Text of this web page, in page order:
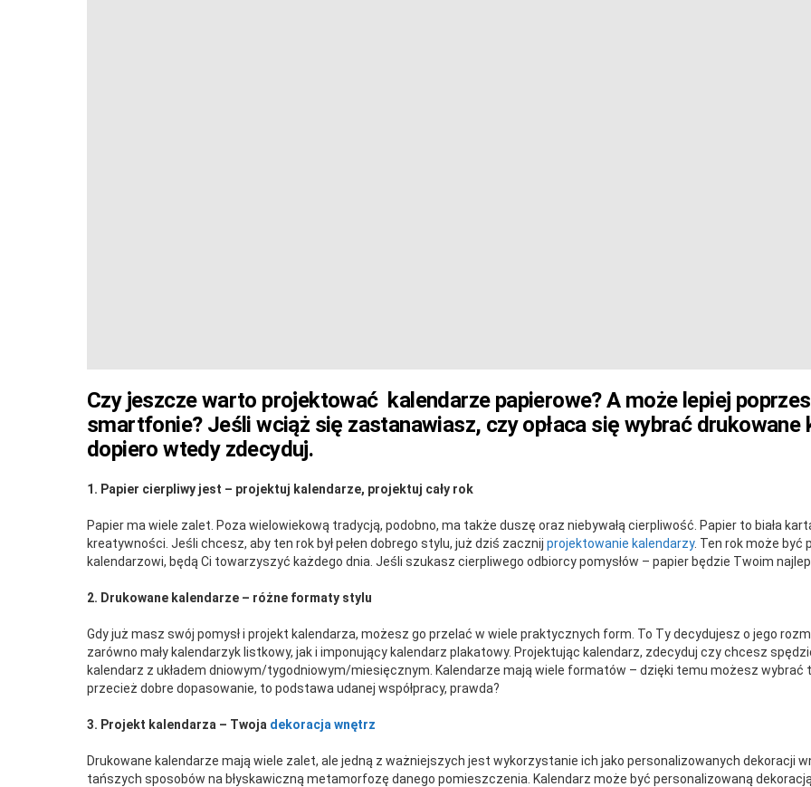
Czy jeszcze warto projektować kalendarze papierowe? A może lepiej
smartfonie? Jeśli wciąż się zastanawiasz, czy opłaca się wybrać drukowane
dopiero wtedy zdecyduj.
1. Papier cierpliwy jest – projektuj kalendarze, projektuj cały rok
Papier ma wiele zalet. Poza wielowiekową tradycją, podobno, ma także duszę oraz niebywałą cierpliwość. Papier to biała
kreatywności. Jeśli chcesz, aby ten rok był pełen dobrego stylu, już dziś zacznij projektowanie kalendarzy. Ten rok może być
kalendarzowi, będą Ci towarzyszyć każdego dnia. Jeśli szukasz cierpliwego odbiorcy pomysłów – papier będzie Twoim
2. Drukowane kalendarze – różne formaty stylu
Gdy już masz swój pomysł i projekt kalendarza, możesz go przelać w wiele praktycznych form. To Ty decydujesz o jego
zarówno mały kalendarzyk listkowy, jak i imponujący kalendarz plakatowy. Projektując kalendarz, zdecyduj czy chcesz
kalendarz z układem dniowym/tygodniowym/miesięcznym. Kalendarze mają wiele formatów – dzięki temu możesz wybrać
przecież dobre dopasowanie, to podstawa udanej współpracy, prawda?
3. Projekt kalendarza – Twoja dekoracja wnętrz
Drukowane kalendarze mają wiele zalet, ale jedną z ważniejszych jest wykorzystanie ich jako personalizowanych dekoracji
tańszych sposobów na błyskawiczną metamorfozę danego pomieszczenia. Kalendarz może być personalizowaną